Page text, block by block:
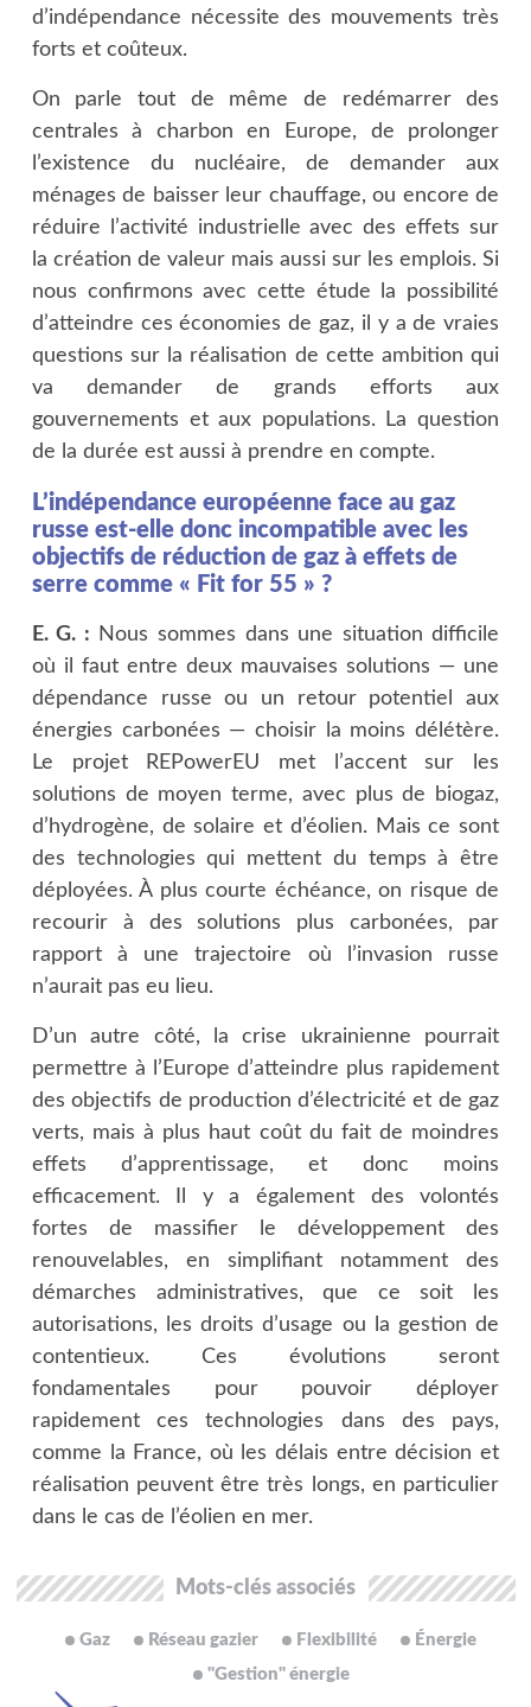
d’indépendance nécessite des mouvements très
forts et coûteux.
On parle tout de même de redémarrer des
centrales à charbon en Europe, de prolonger
l’existence du nucléaire, de demander aux
ménages de baisser leur chauffage, ou encore de
réduire l’activité industrielle avec des effets sur
la création de valeur mais aussi sur les emplois. Si
nous confirmons avec cette étude la possibilité
d’atteindre ces économies de gaz, il y a de vraies
questions sur la réalisation de cette ambition qui
va demander de grands efforts aux
gouvernements et aux populations. La question
de la durée est aussi à prendre en compte.
L’indépendance européenne face au gaz
russe est-elle donc incompatible avec les
objectifs de réduction de gaz à effets de
serre comme « Fit for 55 » ?
E. G. : Nous sommes dans une situation difficile
où il faut entre deux mauvaises solutions — une
dépendance russe ou un retour potentiel aux
énergies carbonées — choisir la moins délétère.
Le projet REPowerEU met l’accent sur les
solutions de moyen terme, avec plus de biogaz,
d’hydrogène, de solaire et d’éolien. Mais ce sont
des technologies qui mettent du temps à être
déployées. À plus courte échéance, on risque de
recourir à des solutions plus carbonées, par
rapport à une trajectoire où l’invasion russe
n’aurait pas eu lieu.
D’un autre côté, la crise ukrainienne pourrait
permettre à l’Europe d’atteindre plus rapidement
des objectifs de production d’électricité et de gaz
verts, mais à plus haut coût du fait de moindres
effets d’apprentissage, et donc moins
efficacement. Il y a également des volontés
fortes de massifier le développement des
renouvelables, en simplifiant notamment des
démarches administratives, que ce soit les
autorisations, les droits d’usage ou la gestion de
contentieux. Ces évolutions seront
fondamentales pour pouvoir déployer
rapidement ces technologies dans des pays,
comme la France, où les délais entre décision et
réalisation peuvent être très longs, en particulier
dans le cas de l’éolien en mer.
Mots-clés associés
Gaz Réseau gazier Flexibilité
Énergie
"Gestion" énergie